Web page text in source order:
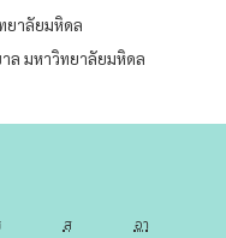
ยาลัยมหิดล
ล มหาวิทยาลัยมหิดล
ส
อา